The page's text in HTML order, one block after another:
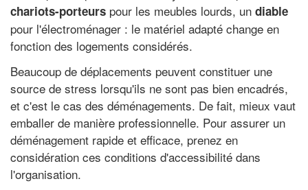
chariots-porteurs pour les meubles lourds, un diable
pour l'électroménager : le matériel adapté change en
fonction des logements considérés.
Beaucoup de déplacements peuvent constituer une
source de stress lorsqu'ils ne sont pas bien encadrés,
et c'est le cas des déménagements. De fait, mieux vaut
emballer de manière professionnelle. Pour assurer un
déménagement rapide et efficace, prenez en
considération ces conditions d'accessibilité dans
l'organisation.